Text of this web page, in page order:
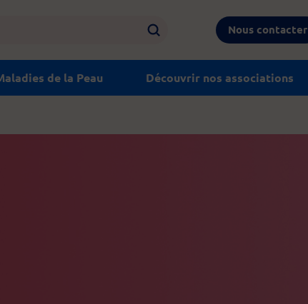
Nous contacter
de la Peau Découvrir nos associations